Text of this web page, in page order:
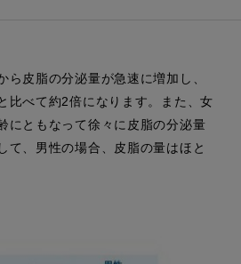
ら皮脂の分泌量が急速に増加し、
比べて約2倍になります。また、女
にともなって徐々に皮脂の分泌量
て、男性の場合、皮脂の量はほと